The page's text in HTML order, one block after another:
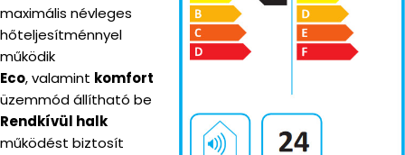
maximális névleges
hőteljesítménnyel
működik
Eco, valamint komfort
üzemmód állítható be
Rendkívül halk
működést biztosít